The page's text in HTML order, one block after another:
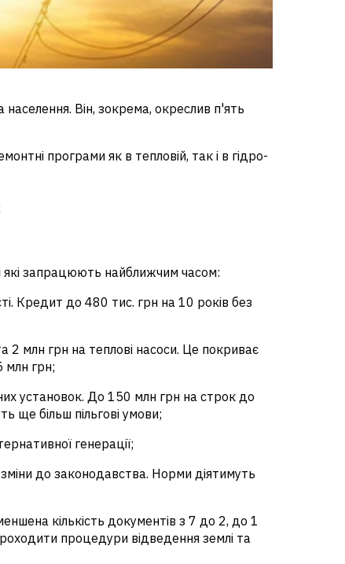
населення. Він, зокрема, окреслив п'ять
програми як в тепловій, так і в гідро-
які запрацюють найближчим часом:
. Кредит до 480 тис. грн на 10 років без
2 млн грн на теплові насоси. Це покриває
млн грн;
установок. До 150 млн грн на строк до
ще більш пільгові умови;
генерації;
до законодавства. Норми діятимуть
кількість документів з 7 до 2, до 1
процедури відведення землі та